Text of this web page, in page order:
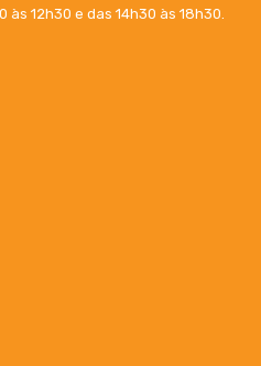
às 12h30 e das 14h30 às 18h30.